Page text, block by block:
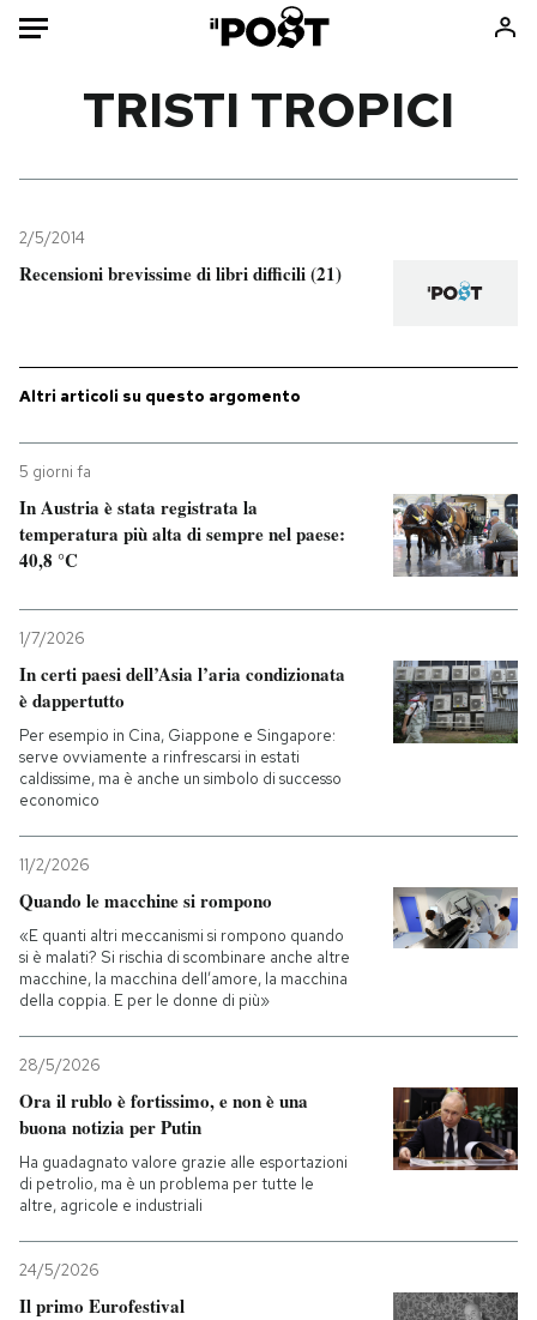
Mondo
Politica
Scienza
Cultura
Economia
Sport
Consumismi
Media
Altrecose
NEWSLETTER
I MIEI PREFERITI
CALENDARIO
AREA PERSONALE
TRISTI TROPICI
2/5/2014
Recensioni brevissime di libri difficili (21)
Altri articoli su questo argomento
5 giorni fa
In Austria è stata registrata la
temperatura più alta di sempre nel paese:
40,8 °C
1/7/2026
In certi paesi dell’Asia l’aria condizionata
è dappertutto
Per esempio in Cina, Giappone e Singapore:
serve ovviamente a rinfrescarsi in estati
caldissime, ma è anche un simbolo di successo
economico
11/2/2026
Quando le macchine si rompono
«E quanti altri meccanismi si rompono quando
si è malati? Si rischia di scombinare anche altre
macchine, la macchina dell’amore, la macchina
della coppia. E per le donne di più»
28/5/2026
Ora il rublo è fortissimo, e non è una
buona notizia per Putin
Ha guadagnato valore grazie alle esportazioni
di petrolio, ma è un problema per tutte le
altre, agricole e industriali
24/5/2026
Il primo Eurofestival